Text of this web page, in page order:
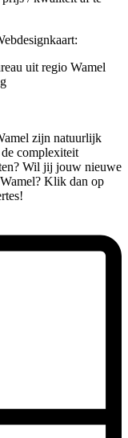
uit regio Wamel
zijn natuurlijk
complexiteit
Wil jij jouw nieuwe
Klik dan op